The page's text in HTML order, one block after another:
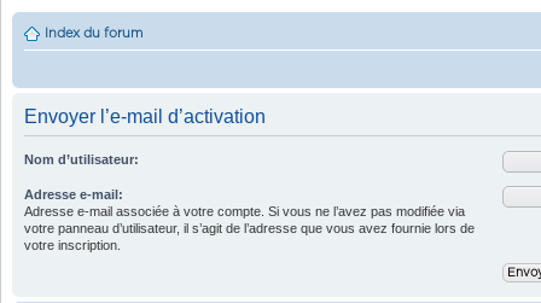
Index du forum
Envoyer l’e-mail d’activation
Nom d’utilisateur:
Adresse e-mail:
Adresse e-mail associée à votre compte. Si vous ne l’avez pas modifiée via
votre panneau d’utilisateur, il s’agit de l’adresse que vous avez fournie lors de
votre inscription.